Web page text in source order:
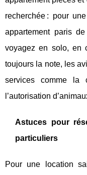
recherchée : pour
appartement paris
voyagez en solo, en
toujours la note, les
services comme la
l’autorisation
Astuces pour
particuliers
Pour une location